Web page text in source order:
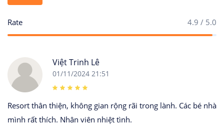
Rate 4.9 / 5.0
Việt Trinh Lê
01/11/2024 21:51
Resort thân thiện, không gian rộng rãi trong lành. Các bé nhà
mình rất thích. Nhân viên nhiệt tình.